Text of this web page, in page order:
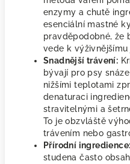
enzymy a chutě
esenciální mastné
pravděpodobné, že
vede k
Snadnější trávení:
bývají pro psy
nižšími teplotami
denaturaci
stravitelnými a
To je obzvláště
trávením nebo
Přírodní ingredience:
studena často